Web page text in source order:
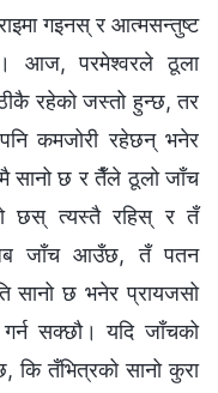
गइनस् र आत्मसन्तुष्ट
आज, परमेश्‍वरले ठूला
रहेको जस्तो हुन्छ, तर
कमजोरी रहेछन् भनेर
सानो छ र तैँले ठूलो जाँच
छस् त्यस्तै रहिस् र तँ
जब जाँच आउँछ, तँ पतन
सानो छ भनेर प्रायजसो
गर्न सक्छौ। यदि जाँचको
कि तँभित्रको सानो कुरा